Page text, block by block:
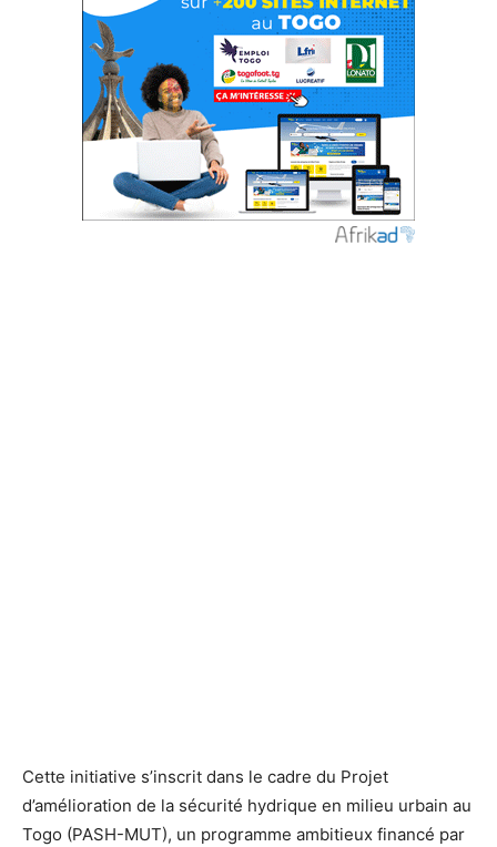
Cette initiative s’inscrit dans le cadre du Projet
d’amélioration de la sécurité hydrique en milieu urbain au
Togo (PASH-MUT), un programme ambitieux financé par